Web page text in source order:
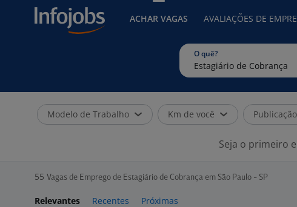
ACHAR VAGAS AVALIAÇÕES DE
O quê?
Modelo de Trabalho Km de você Publicação
Seja o primeiro
55 Vagas de Emprego de Estagiário de Cobrança em São Paulo - SP
Relevantes Recentes Próximas